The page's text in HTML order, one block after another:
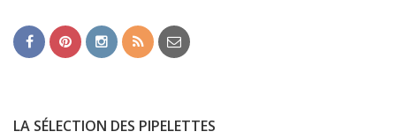
LA SÉLECTION DES PIPELETTES